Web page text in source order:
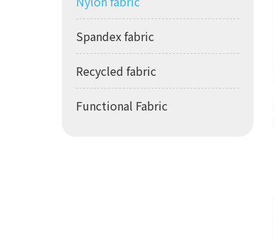
Spandex fabric
Recycled fabric
Functional Fabric